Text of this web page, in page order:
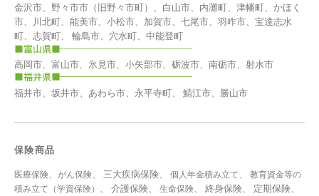
金沢市、野々市市（旧野々市町）、白山市、内灘町、津幡町、かほく
市、川北町、能美市、小松市、加賀市、七尾市、羽咋市、宝達志水
町、志賀町、 輪島市、穴水町、中能登町
高岡市、富山市、氷見市、小矢部市、砺波市、南砺市、射水市
福井市、坂井市、あわら市、永平寺町、 鯖江市、勝山市
保険商品
医療保険 がん保険 、 三大疾病保険、 個人年金積み立て
教育資金等の
積み立て（学資保険）
、 介護保険、 生命保険 、 終身保険、 定期保険、